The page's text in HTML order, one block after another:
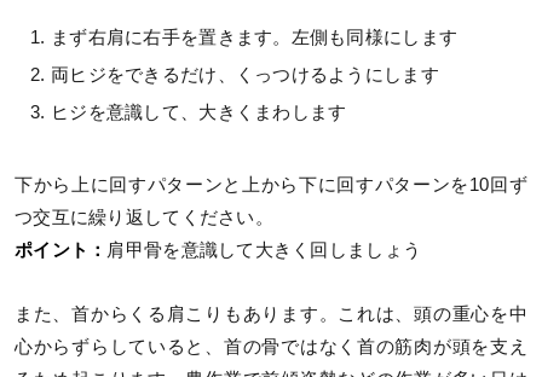
まず右肩に右手を置きます。左側も同様にします
両ヒジをできるだけ、くっつけるようにします
ヒジを意識して、大きくまわします
下から上に回すパターンと上から下に回すパターンを10回ず
つ交互に繰り返してください。
ポイント： 肩甲骨を意識して大きく回しましょう
また、首からくる肩こりもあります。これは、頭の重心を中
心からずらしていると、首の骨ではなく首の筋肉が頭を支え